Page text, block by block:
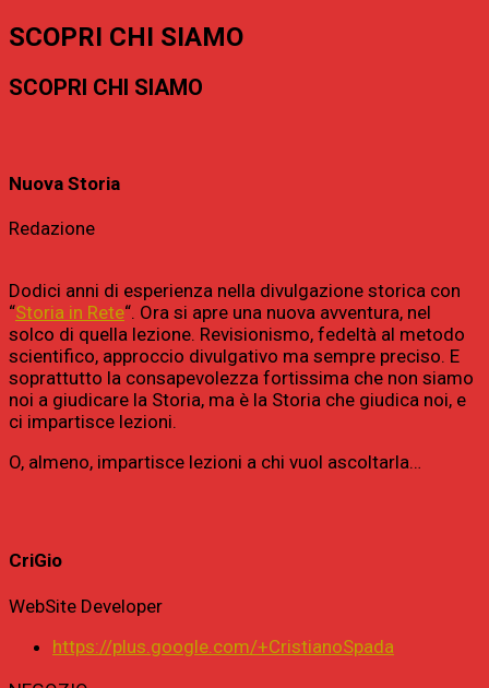
SCOPRI CHI SIAMO
SCOPRI CHI SIAMO
Nuova Storia
Redazione
Dodici anni di esperienza nella divulgazione storica con
“Storia in Rete“. Ora si apre una nuova avventura, nel
solco di quella lezione. Revisionismo, fedeltà al metodo
scientifico, approccio divulgativo ma sempre preciso. E
soprattutto la consapevolezza fortissima che non siamo
noi a giudicare la Storia, ma è la Storia che giudica noi, e
ci impartisce lezioni.
O, almeno, impartisce lezioni a chi vuol ascoltarla…
CriGio
WebSite Developer
https://plus.google.com/+CristianoSpada